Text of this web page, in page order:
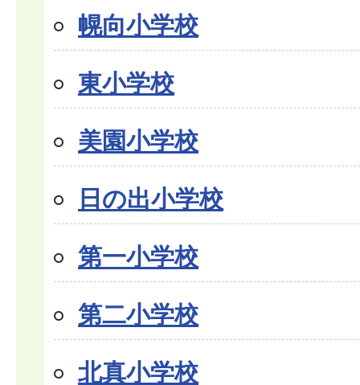
幌向小学校
東小学校
美園小学校
日の出小学校
第一小学校
第二小学校
北真小学校